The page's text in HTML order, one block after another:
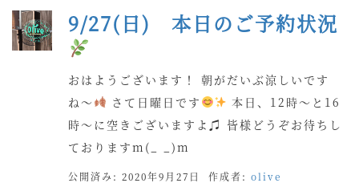
9/27(日) 本日のご予約状況
おはようございます！ 朝がだいぶ涼しいです
ね〜
さて日曜日です
本日、12時〜と16
時〜に空きございますよ♫ 皆様どうぞお待ちし
ておりますm(_ _)m
公開済み: 2020年9月27日 作成者: olive